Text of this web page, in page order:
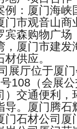
例：厦门海峡
门市观音山商
宾森购物广
，厦门市建发
材供应。
厅位于厦
号108 （会展
）交通便利
导。厦门腾
门石材公司厦